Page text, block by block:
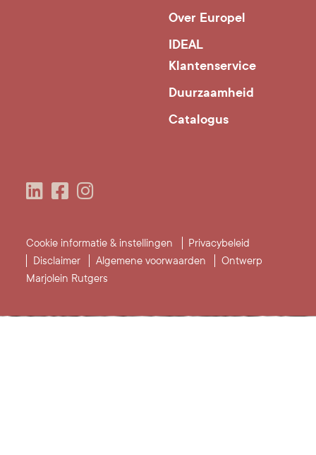
Over Europel
IDEAL
Klantenservice
Duurzaamheid
Catalogus
Cookie informatie & instellingen
Privacybeleid
Disclaimer
Algemene voorwaarden
Ontwerp
Marjolein Rutgers